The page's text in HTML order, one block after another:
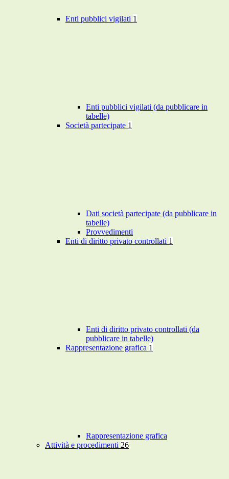
Enti pubblici vigilati 1
Enti pubblici vigilati (da pubblicare in
tabelle)
Società partecipate 1
Dati società partecipate (da pubblicare in
tabelle)
Provvedimenti
Enti di diritto privato controllati 1
Enti di diritto privato controllati (da
pubblicare in tabelle)
Rappresentazione grafica 1
Rappresentazione grafica
Attività e procedimenti 26